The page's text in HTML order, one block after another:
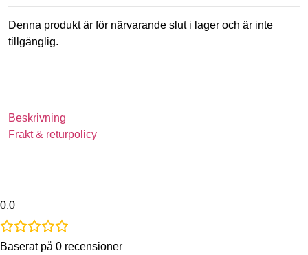
Denna produkt är för närvarande slut i lager och är inte
tillgänglig.
Beskrivning
Frakt & returpolicy
0,0
Baserat på 0 recensioner